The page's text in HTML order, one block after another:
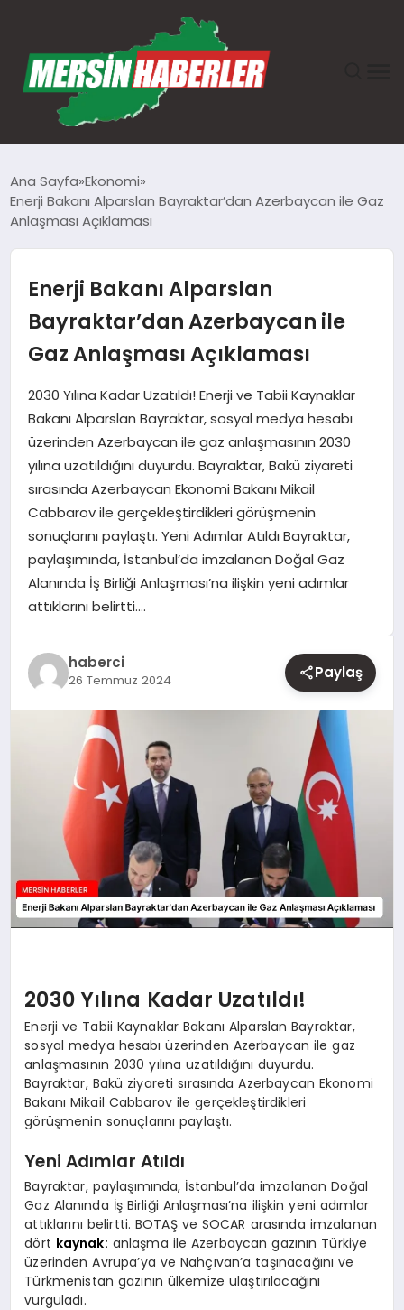
GÜNDEM
TEKNOLOJI
SPOR
YAŞAM
EĞITIM
Ana Sayfa Ekonomi
Enerji Bakanı Alparslan Bayraktar’dan Azerbaycan ile Gaz
Anlaşması Açıklaması
Enerji Bakanı Alparslan
Bayraktar’dan Azerbaycan ile
Gaz Anlaşması Açıklaması
2030 Yılına Kadar Uzatıldı! Enerji ve Tabii Kaynaklar
Bakanı Alparslan Bayraktar, sosyal medya hesabı
üzerinden Azerbaycan ile gaz anlaşmasının 2030
yılına uzatıldığını duyurdu. Bayraktar, Bakü ziyareti
sırasında Azerbaycan Ekonomi Bakanı Mikail
Cabbarov ile gerçekleştirdikleri görüşmenin
sonuçlarını paylaştı. Yeni Adımlar Atıldı Bayraktar,
paylaşımında, İstanbul’da imzalanan Doğal Gaz
Alanında İş Birliği Anlaşması’na ilişkin yeni adımlar
attıklarını belirtti….
haberci
26 Temmuz 2024 Paylaş
2030 Yılına Kadar Uzatıldı!
Enerji ve Tabii Kaynaklar Bakanı Alparslan Bayraktar,
sosyal medya hesabı üzerinden Azerbaycan ile gaz
anlaşmasının 2030 yılına uzatıldığını duyurdu.
Bayraktar, Bakü ziyareti sırasında Azerbaycan Ekonomi
Bakanı Mikail Cabbarov ile gerçekleştirdikleri
görüşmenin sonuçlarını paylaştı.
Yeni Adımlar Atıldı
Bayraktar, paylaşımında, İstanbul’da imzalanan Doğal
Gaz Alanında İş Birliği Anlaşması’na ilişkin yeni adımlar
attıklarını belirtti. BOTAŞ ve SOCAR arasında imzalanan
dört kaynak: anlaşma ile Azerbaycan gazının Türkiye
üzerinden Avrupa’ya ve Nahçıvan’a taşınacağını ve
Türkmenistan gazının ülkemize ulaştırılacağını
vurguladı.